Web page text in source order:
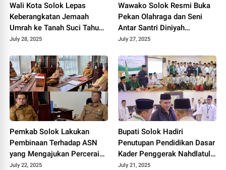
Wali Kota Solok Lepas
Keberangkatan Jemaah
Umrah ke Tanah Suci Tahun
2025.
July 28, 2025
Wawako Solok Resmi Buka
Pekan Olahraga dan Seni
Antar Santri Diniyah
Nasional (Porsadinnas) ke-
2025.
July 27, 2025
Pemkab Solok Lakukan
Pembinaan Terhadap ASN
yang Mengajukan Perceraian
2025.
July 22, 2025
Bupati Solok Hadiri
Penutupan Pendidikan Dasar
Kader Penggerak Nahdlatul
Ulama Kabupaten Solok
July 21, 2025